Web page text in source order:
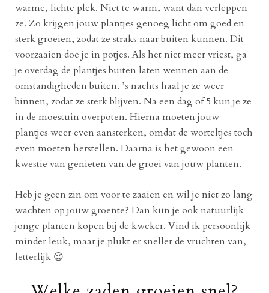
warme, lichte plek. Niet te warm, want dan verleppen
ze. Zo krijgen jouw plantjes genoeg licht om goed en
sterk groeien, zodat ze straks naar buiten kunnen. Dit
voorzaaien doe je in potjes. Als het niet meer vriest, ga
je overdag de plantjes buiten laten wennen aan de
omstandigheden buiten. ’s nachts haal je ze weer
binnen, zodat ze sterk blijven. Na een dag of 5 kun je ze
in de moestuin overpoten. Hierna moeten jouw
plantjes weer even aansterken, omdat de worteltjes toch
even moeten herstellen. Daarna is het gewoon een
kwestie van genieten van de groei van jouw planten.
Heb je geen zin om voor te zaaien en wil je niet zo lang
wachten op jouw groente? Dan kun je ook natuurlijk
jonge planten kopen bij de kweker. Vind ik persoonlijk
minder leuk, maar je plukt er sneller de vruchten van,
letterlijk 😉